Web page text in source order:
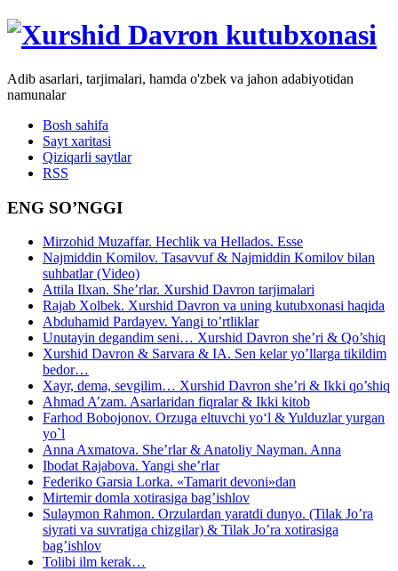
Adib asarlari, tarjimalari, hamda o'zbek va jahon adabiyotidan
namunalar
Bosh sahifa
Sayt xaritasi
Qiziqarli saytlar
RSS
ENG SO’NGGI
Mirzohid Muzaffar. Hechlik va Hellados. Esse
Najmiddin Komilov. Tasavvuf & Najmiddin Komilov bilan
suhbatlar (Video)
Attila Ilxan. She’rlar. Xurshid Davron tarjimalari
Rajab Xolbek. Xurshid Davron va uning kutubxonasi haqida
Abduhamid Pardayev. Yangi to’rtliklar
Unutayin degandim seni… Xurshid Davron she’ri & Qo’shiq
Xurshid Davron & Sarvara & IA. Sen kelar yo’llarga tikildim
bedor…
Xayr, dema, sevgilim… Xurshid Davron she’ri & Ikki qo’shiq
Ahmad A’zam. Asarlaridan fiqralar & Ikki kitob
Farhod Bobojonov. Orzuga eltuvchi yo‘l & Yulduzlar yurgan
yo`l
Anna Axmatova. She’rlar & Anatoliy Nayman. Anna
Ibodat Rajabova. Yangi she’rlar
Federiko Garsia Lorka. «Tamarit devoni»dan
Mirtemir domla xotirasiga bag’ishlov
Sulaymon Rahmon. Orzulardan yaratdi dunyo. (Tilak Jo’ra
siyrati va suvratiga chizgilar) & Tilak Jo’ra xotirasiga
bag’ishlov
Tolibi ilm kerak…